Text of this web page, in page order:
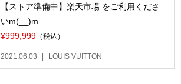
【ストア準備中】楽天市場 をご利用くださ
いm(__)m
¥999,999 （税込）
2021.06.03 LOUIS VUITTON